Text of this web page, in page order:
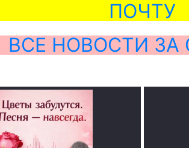
ПОЧТУ
ВСЕ НОВОСТИ ЗА